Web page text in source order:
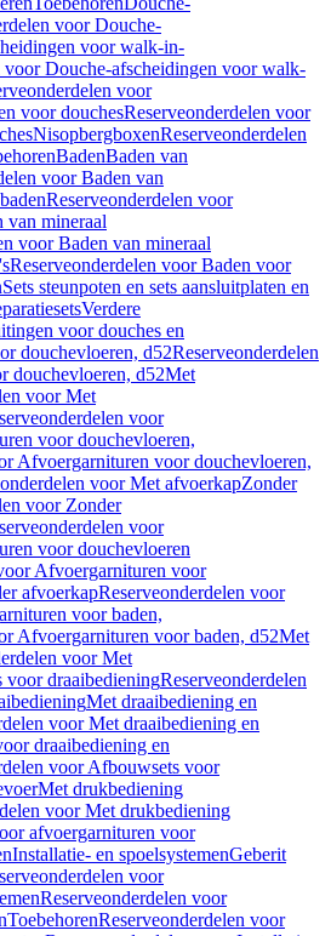
voor Douche-
voor walk-in-
voor Douche-afscheidingen voor walk-
voor
voor douchesReserveonderdelen voor
NisopbergboxenReserveonderdelen
BadenBaden van
voor Baden van
Reserveonderdelen voor
van mineraal
voor Baden van mineraal
Reserveonderdelen voor Baden voor
Sets steunpoten en sets aansluitplaten en
Verdere
voor douches en
douchevloeren, d52Reserveonderdelen
douchevloeren, d52Met
voor Met
voor
voor douchevloeren,
Afvoergarnituren voor douchevloeren,
voor Met afvoerkapZonder
voor Zonder
voor
voor douchevloeren
Afvoergarnituren voor
afvoerkapReserveonderdelen voor
voor baden,
Afvoergarnituren voor baden, d52Met
voor Met
voor draaibedieningReserveonderdelen
Met draaibediening en
voor Met draaibediening en
draaibediening en
voor Afbouwsets voor
Met drukbediening
voor Met drukbediening
afvoergarnituren voor
Installatie- en spoelsystemenGeberit
voor
Reserveonderdelen voor
ToebehorenReserveonderdelen voor